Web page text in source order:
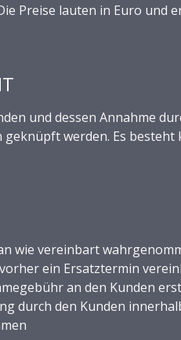
Preise lauten in Euro und
und dessen Annahme
werden. Es besteht
vereinbart
ein Ersatztermin
an den Kunden
durch den Kunden